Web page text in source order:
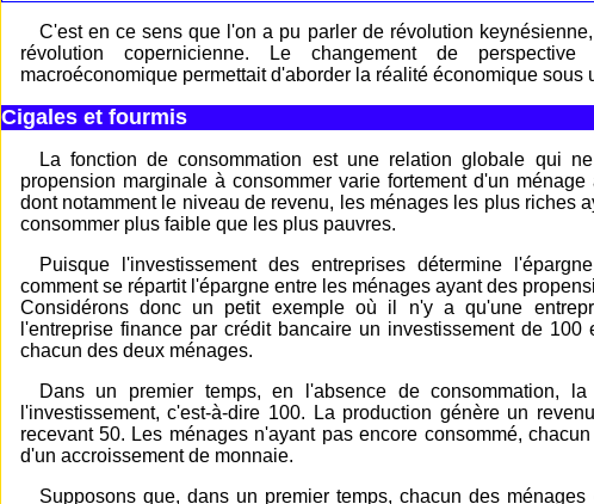
C'est en ce sens que l'on a pu parler de révolution
révolution copernicienne. Le changement de
macroéconomique permettait d'aborder la réalité économique sous
Cigales et fourmis
La fonction de consommation est une relation globale qui
propension marginale à consommer varie fortement d'un
dont notamment le niveau de revenu, les ménages les plus riches
consommer plus faible que les plus pauvres.
Puisque l'investissement des entreprises détermine
comment se répartit l'épargne entre les ménages ayant des
Considérons donc un petit exemple où il n'y a qu'une
l'entreprise finance par crédit bancaire un investissement de
chacun des deux ménages.
Dans un premier temps, en l'absence de consommation,
l'investissement, c'est-à-dire 100. La production génère un
recevant 50. Les ménages n'ayant pas encore consommé,
d'un accroissement de monnaie.
Supposons que, dans un premier temps, chacun des